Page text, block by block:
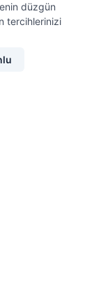
Fikirleri
rol
insanlardan
Günü,
düzgün
tercihlerinizi